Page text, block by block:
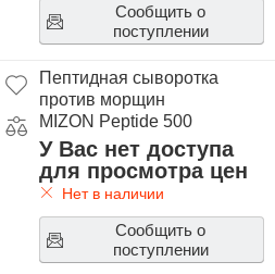
Сообщить о
поступлении
Пептидная сыворотка
против морщин
MIZON Peptide 500
У Вас нет доступа
для просмотра цен
Нет в наличии
Сообщить о
поступлении